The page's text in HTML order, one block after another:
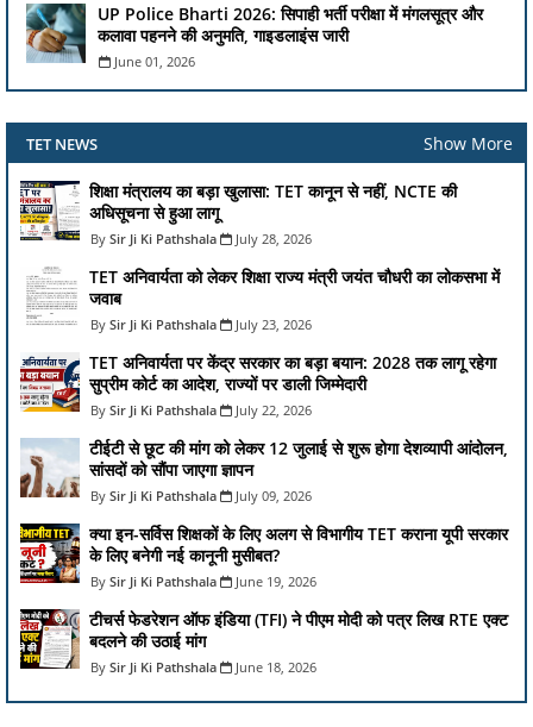
UP Police Bharti 2026: सिपाही भर्ती परीक्षा में मंगलसूत्र और
कलावा पहनने की अनुमति, गाइडलाइंस जारी
June 01, 2026
TET NEWS Show More
शिक्षा मंत्रालय का बड़ा खुलासा: TET कानून से नहीं, NCTE की
अधिसूचना से हुआ लागू
Sir Ji Ki Pathshala July 28, 2026
TET अनिवार्यता को लेकर शिक्षा राज्य मंत्री जयंत चौधरी का लोकसभा में
जवाब
Sir Ji Ki Pathshala July 23, 2026
TET अनिवार्यता पर केंद्र सरकार का बड़ा बयान: 2028 तक लागू रहेगा
सुप्रीम कोर्ट का आदेश, राज्यों पर डाली जिम्मेदारी
Sir Ji Ki Pathshala July 22, 2026
टीईटी से छूट की मांग को लेकर 12 जुलाई से शुरू होगा देशव्यापी आंदोलन,
सांसदों को सौंपा जाएगा ज्ञापन
Sir Ji Ki Pathshala July 09, 2026
क्या इन-सर्विस शिक्षकों के लिए अलग से विभागीय TET कराना यूपी सरकार
के लिए बनेगी नई कानूनी मुसीबत?
Sir Ji Ki Pathshala June 19, 2026
टीचर्स फेडरेशन ऑफ इंडिया (TFI) ने पीएम मोदी को पत्र लिख RTE एक्ट
बदलने की उठाई मांग
Sir Ji Ki Pathshala June 18, 2026